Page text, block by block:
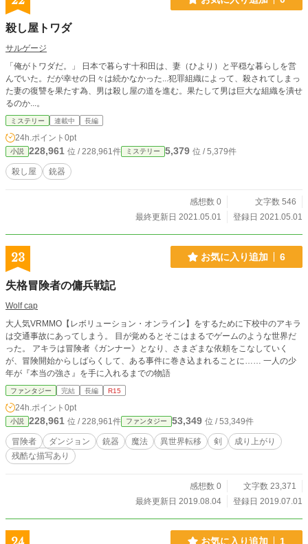
殺し屋トワダ
サルゲージ
「俺がトワダだ。」 日本で暮らす十和田は、妻（ひより）と平穏な暮らしを営
んでいた。だが幸せの日々は続かなかった...犯罪組織によって、殺されてしまっ
た妻の復讐を果たす為、男は殺し屋の道を進む。果たして男は巨大な組織を潰せ
るのか...。
ミステリー 連載中 長編
24h.ポイント 0pt
小説 228,961 位 / 228,961件 ミステリー 5,379 位 / 5,379件
殺し屋 銃器
感想数 0
文字数 546
最終更新日 2021.05.01
登録日 2021.05.01
23 お気に入り追加 6
失格冒険者の傭兵戦記
Wolf cap
大人気VRMMO【レボリューション・オンライン】をするために下校中のアキラ
は交通事故にあってしまう。 目が覚めるとそこはまるでゲームのような世界だ
った。 アキラは冒険者《ガンナー》となり、さまざまな依頼をこなしていく
が、冒険開始からしばらくして、ある事件に巻き込まれることに…… 一人の少
年が『本当の強さ』を手に入れるまでの物語
ファンタジー 完結 長編 R15
24h.ポイント 0pt
小説 228,961 位 / 228,961件 ファンタジー 53,349 位 / 53,349件
冒険者 ダンジョン 銃器 魔法 異世界転移 剣
成り上がり
残酷な描写あり
感想数 0
文字数 23,371
最終更新日 2019.08.04
登録日 2019.07.01
お気に入り追加 1